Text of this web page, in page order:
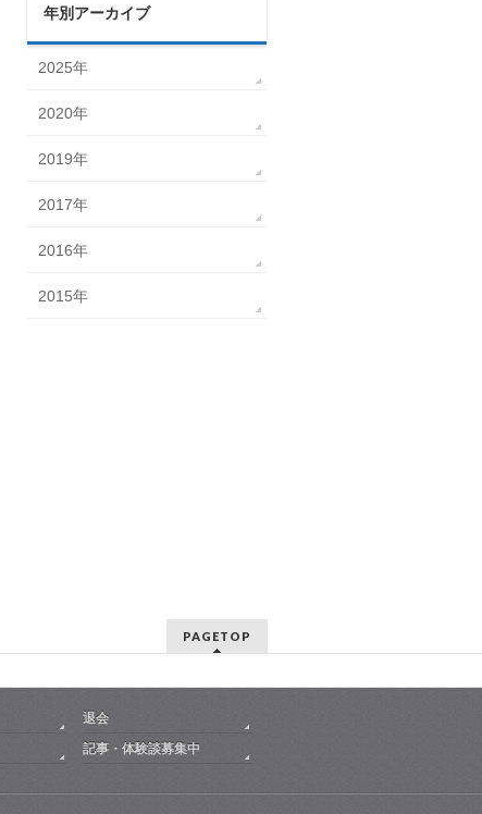
年別アーカイブ
2025年
2020年
2019年
2017年
2016年
2015年
PAGETOP
退会
記事・体験談募集中